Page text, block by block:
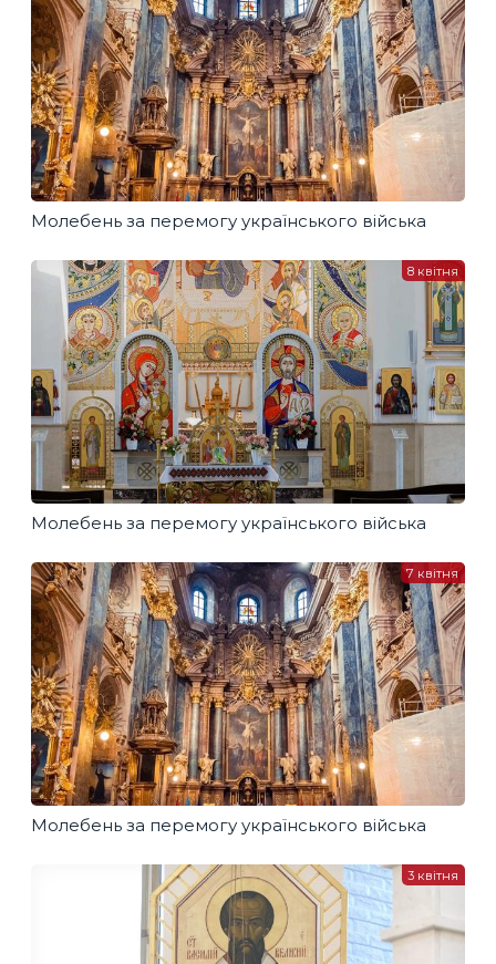
Молебень за перемогу українського війська
Молебень за перемогу українського війська
8 квітня
Молебень за перемогу українського війська
7 квітня
3 квітня